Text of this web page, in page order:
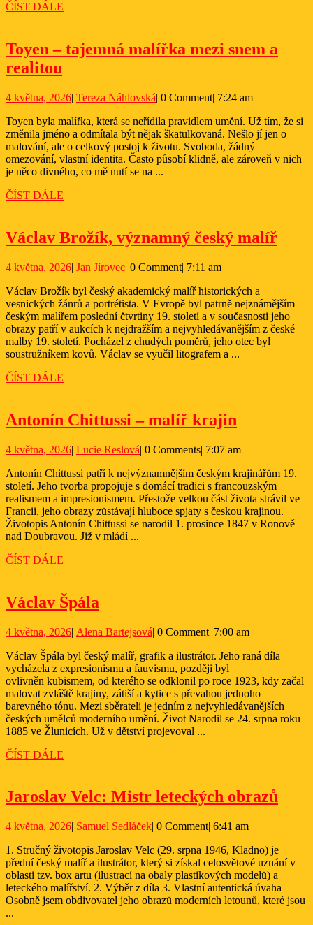
ČÍST DÁLE
Toyen – tajemná malířka mezi snem a
realitou
tajemná
malířka
mezi
snem
a
realitou
4 května, 20264
2026
| Tereza NáhlovskáTereza
| 0 Comment| 7:24 am
Toyen byla malířka, která se neřídila pravidlem umění. Už tím, že si
změnila jméno a odmítala být nějak škatulkovaná. Nešlo jí jen o
malování, ale o celkový postoj k životu. Svoboda, žádný
omezování, vlastní identita. Často působí klidně, ale zároveň v nich
je něco divného, co mě nutí se na ...
ČÍST DÁLE
Václav Brožík, významný český malíř
4 května, 20264
2026
| Jan JírovecJan
| 0 Comment| 7:11 am
Václav Brožík byl český akademický malíř historických a
vesnických žánrů a portrétista. V Evropě byl patrně nejznámějším
českým malířem poslední čtvrtiny 19. století a v současnosti jeho
obrazy patří v aukcích k nejdražším a nejvyhledávanějším z české
malby 19. století. Pocházel z chudých poměrů, jeho otec byl
soustružníkem kovů. Václav se vyučil litografem a ...
ČÍST DÁLE
Antonín Chittussi – malíř krajin
–
malíř
krajin
4 května, 20264
2026
| Lucie ReslováLucie
| 0 Comments| 7:07 am
Antonín Chittussi patří k nejvýznamnějším českým krajinářům 19.
století. Jeho tvorba propojuje s domácí tradici s francouzským
realismem a impresionismem. Přestože velkou část života strávil ve
Francii, jeho obrazy zůstávají hluboce spjaty s českou krajinou.
Životopis Antonín Chittussi se narodil 1. prosince 1847 v Ronově
nad Doubravou. Již v mládí ...
ČÍST DÁLE
Václav Špála
4 května, 20264
2026
| Alena BartejsováAlena
| 0 Comment| 7:00 am
Václav Špála byl český malíř, grafik a ilustrátor. Jeho raná díla
vycházela z expresionismu a fauvismu, později byl
ovlivněn kubismem, od kterého se odklonil po roce 1923, kdy začal
malovat zvláště krajiny, zátiší a kytice s převahou jednoho
barevného tónu. Mezi sběrateli je jedním z nejvyhledávanějších
českých umělců moderního umění. Život Narodil se 24. srpna roku
1885 ve Žlunicích. Už v dětství projevoval ...
ČÍST DÁLE
Jaroslav Velc: Mistr leteckých obrazů
4 května, 20264
2026
| Samuel SedláčekSamuel
| 0 Comment| 6:41 am
1. Stručný životopis Jaroslav Velc (29. srpna 1946, Kladno) je
přední český malíř a ilustrátor, který si získal celosvětové uznání v
oblasti tzv. box artu (ilustrací na obaly plastikových modelů) a
leteckého malířství. 2. Výběr z díla 3. Vlastní autentická úvaha
Osobně jsem obdivovatel jeho obrazů moderních letounů, které jsou
...